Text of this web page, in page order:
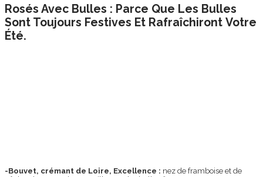
Rosés Avec Bulles : Parce Que Les Bulles
Sont Toujours Festives Et Rafraîchiront Votre
Été.
-Bouvet, crémant de Loire, Excellence : nez de framboise et de